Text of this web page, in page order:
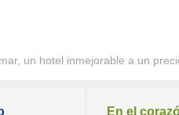
un hotel inmejorable a un
En el